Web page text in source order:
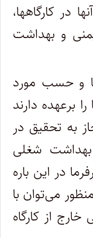
در کارگاهها،
و بهداشت
و حسب مورد
برعهده دارند
به تحقیق در
شغلی
در این باره
می‌توان با
خارج از کارگاه